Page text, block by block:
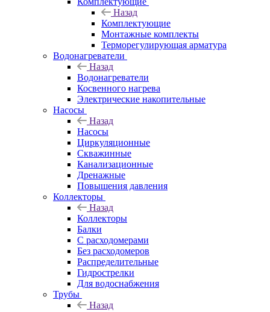
Назад
Комплектующие
Монтажные комплекты
Терморегулирующая арматура
Водонагреватели
Назад
Водонагреватели
Косвенного нагрева
Электрические накопительные
Насосы
Назад
Насосы
Циркуляционные
Скважинные
Канализационные
Дренажные
Повышения давления
Коллекторы
Назад
Коллекторы
Балки
С расходомерами
Без расходомеров
Распределительные
Гидрострелки
Для водоснабжения
Трубы
Назад